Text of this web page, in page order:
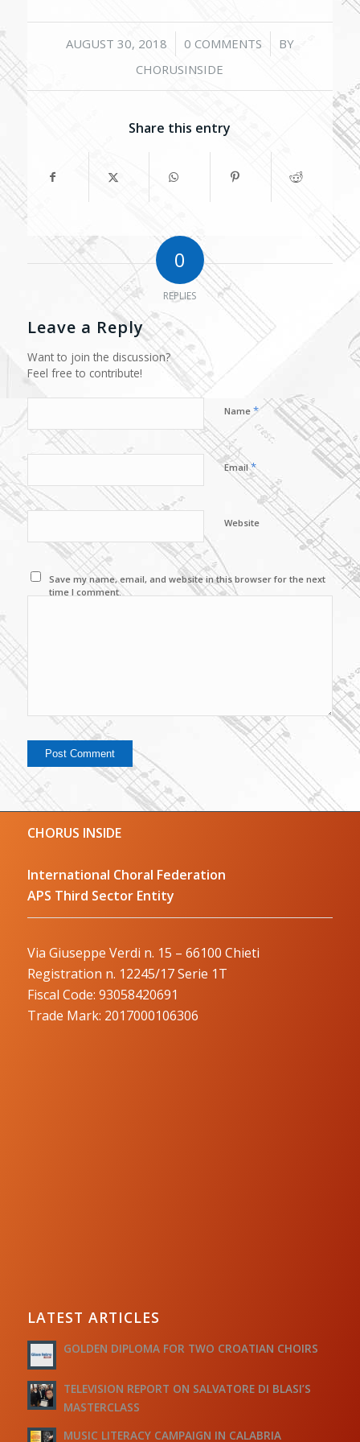
AUGUST 30, 2018
/ 0 COMMENTS
/
BY
CHORUSINSIDE
Share this entry
0
REPLIES
Leave a Reply
Want to join the discussion?
Feel free to contribute!
Name *
Email*
Website
Save my name, email, and website in this browser for the next
time I comment.
CHORUS INSIDE
International Choral Federation
APS Third Sector Entity
Via Giuseppe Verdi n. 15 – 66100 Chieti
Registration n. 12245/17 Serie 1T
Fiscal Code: 93058420691
Trade Mark: 2017000106306
LATEST ARTICLES
GOLDEN DIPLOMA FOR TWO CROATIAN CHOIRS
TELEVISION REPORT ON SALVATORE DI BLASI’S
MASTERCLASS
MUSIC LITERACY CAMPAIGN IN CALABRIA